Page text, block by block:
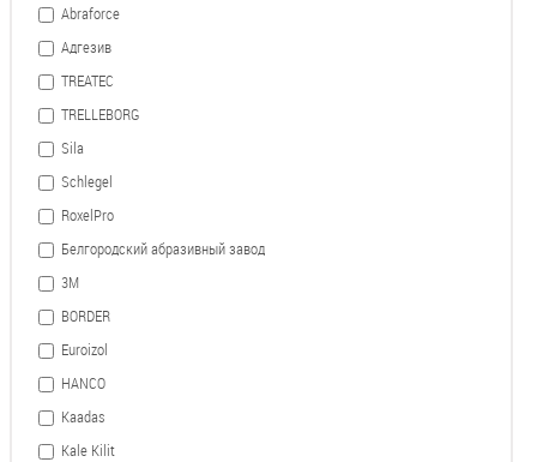
Abraforce
Адгезив
TREATEC
TRELLEBORG
Sila
Schlegel
RoxelPro
Белгородский абразивный завод
3М
BORDER
Euroizol
HANCO
Kaadas
Kale Kilit